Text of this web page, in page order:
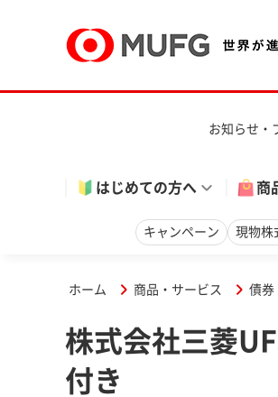
お知らせ・
はじめての方へ 商
キャンペーン 現物株
ホーム 商品・サービス 債券
株式会社三菱
付き